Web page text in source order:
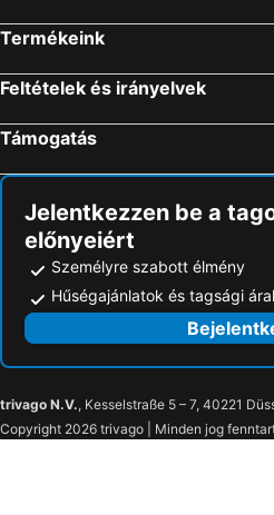
Hajdúszoboszló, Észak-Alföld Szállás
Zalakaros, Dél-Dunántúl Szállás
Termékeink
Feltételek és irányelvek
Támogatás
Jelentkezzen be a
előnyeiért
Személyre szabott élmény
Hűségajánlatok és tagsági
trivago N.V., Kesselstraße 5 – 7, 40221
Copyright 2026 trivago | Minden jog